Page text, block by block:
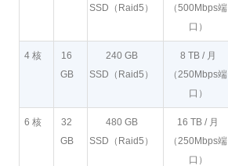
SSD（Raid5）
（500Mbps端
口）
4 核
16
GB
240 GB
SSD（Raid5）
8 TB / 月
（250Mbps端
口）
6 核
32
GB
480 GB
SSD（Raid5）
16 TB / 月
（250Mbps端
口）